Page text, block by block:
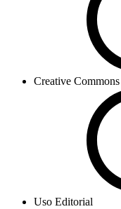
Creative Commons
Uso Editorial